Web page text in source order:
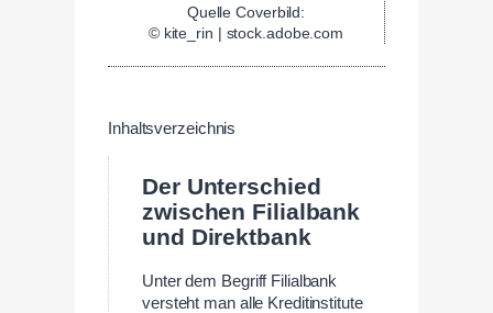
Quelle Coverbild:
© kite_rin | stock.adobe.com
Inhaltsverzeichnis
Der Unterschied
zwischen Filialbank
und Direktbank
Unter dem Begriff Filialbank
versteht man alle Kreditinstitute